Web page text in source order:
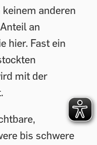
anderen
an
hier. Fast ein
mit der
bis schwere